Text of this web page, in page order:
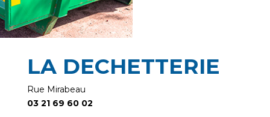
LA DECHETTERIE
Rue Mirabeau
03 21 69 60 02